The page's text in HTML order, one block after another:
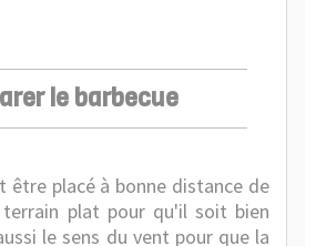
le barbecue
être placé à bonne distance de
plat pour qu'il soit bien
le sens du vent pour que la